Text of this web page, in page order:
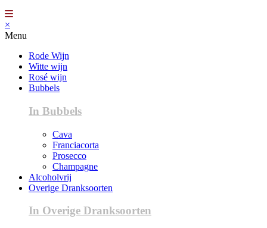
×
Menu
Rode Wijn
Witte wijn
Rosé wijn
Bubbels
In Bubbels
Cava
Franciacorta
Prosecco
Champagne
Alcoholvrij
Overige Dranksoorten
In Overige Dranksoorten